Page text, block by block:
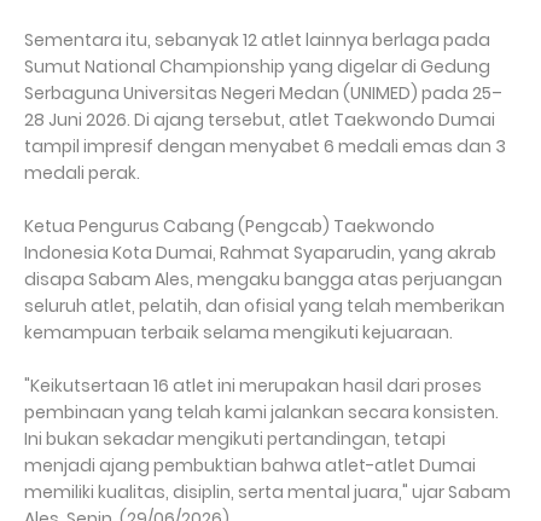
Sementara itu, sebanyak 12 atlet lainnya berlaga pada
Sumut National Championship yang digelar di Gedung
Serbaguna Universitas Negeri Medan (UNIMED) pada 25–
28 Juni 2026. Di ajang tersebut, atlet Taekwondo Dumai
tampil impresif dengan menyabet 6 medali emas dan 3
medali perak.
Ketua Pengurus Cabang (Pengcab) Taekwondo
Indonesia Kota Dumai, Rahmat Syaparudin, yang akrab
disapa Sabam Ales, mengaku bangga atas perjuangan
seluruh atlet, pelatih, dan ofisial yang telah memberikan
kemampuan terbaik selama mengikuti kejuaraan.
"Keikutsertaan 16 atlet ini merupakan hasil dari proses
pembinaan yang telah kami jalankan secara konsisten.
Ini bukan sekadar mengikuti pertandingan, tetapi
menjadi ajang pembuktian bahwa atlet-atlet Dumai
memiliki kualitas, disiplin, serta mental juara," ujar Sabam